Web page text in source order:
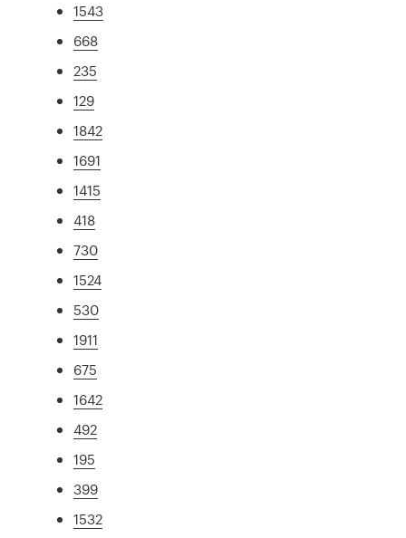
1543
668
235
129
1842
1691
1415
418
730
1524
530
1911
675
1642
492
195
399
1532